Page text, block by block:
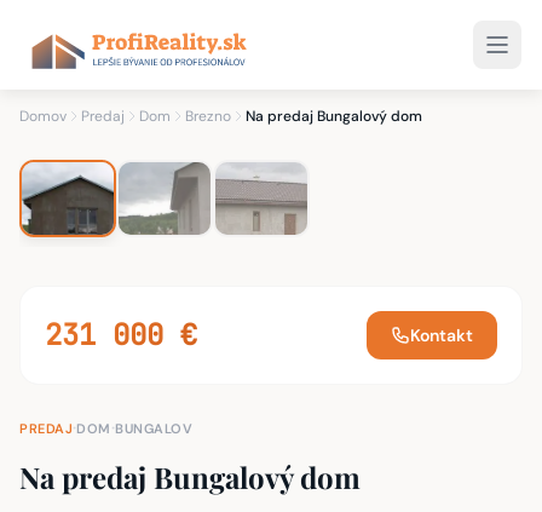
Domov Predaj Dom Brezno Na predaj Bungalový dom
/ 3
231 000 € Kontakt
PREDAJ·DOM ·BUNGALOV
Na predaj Bungalový dom